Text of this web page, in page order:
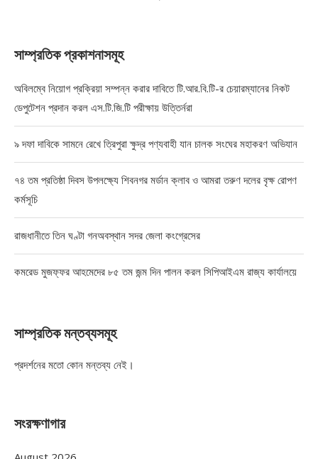
সাম্প্রতিক প্রকাশনাসমূহ
অবিলম্বে নিয়োগ প্রক্রিয়া সম্পন্ন করার দাবিতে টি.আর.বি.টি-র চেয়ারম্যানের নিকট
ডেপুটেশন প্রদান করল এস.টি.জি.টি পরীক্ষায় উত্তির্নরা
৯ দফা দাবিকে সামনে রেখে ত্রিপুরা ক্ষুদ্র পণ্যবাহী যান চালক সংঘের মহাকরণ অভিযান
৭৪ তম প্রতিষ্ঠা দিবস উপলক্ষ্যে শিবনগর মর্ডান ক্লাব ও আমরা তরুণ দলের বৃক্ষ রোপণ
কর্মসূচি
রাজধানীতে তিন ঘণ্টা গনঅবস্থান সদর জেলা কংগ্রেসের
কমরেড মুজফ্ফর আহমেদের ৮৫ তম জন্ম দিন পালন করল সিপিআইএম রাজ্য কার্যালয়ে
সাম্প্রতিক মন্তব্যসমূহ
প্রদর্শনের মতো কোন মন্তব্য নেই।
সংরক্ষণাগার